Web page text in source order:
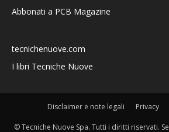
Abbonati a PCB Magazine
tecnichenuove.com
I libri Tecniche Nuove
Disclaimer e note legali Privacy
© Tecniche Nuove Spa. Tutti i diritti riservati.